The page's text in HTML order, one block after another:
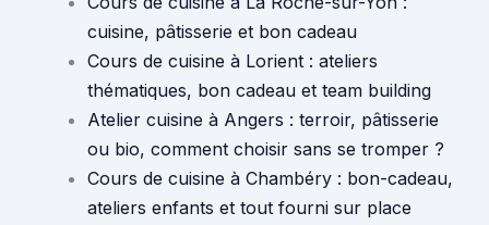
cuisine, pâtisserie et bon cadeau
Cours de cuisine à Lorient : ateliers
thématiques, bon cadeau et team building
Atelier cuisine à Angers : terroir, pâtisserie
ou bio, comment choisir sans se tromper ?
Cours de cuisine à Chambéry : bon-cadeau,
ateliers enfants et tout fourni sur place